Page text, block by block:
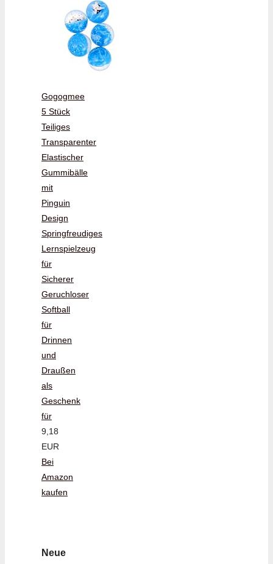
Gogogmee
5 Stück
Teiliges
Transparenter
Elastischer
Gummibälle
mit
Pinguin
Design
Springfreudiges
Lernspielzeug
für
Sicherer
Geruchloser
Softball
für
Drinnen
und
Draußen
als
Geschenk
für
9,18
EUR
Bei
Amazon
kaufen
Neue